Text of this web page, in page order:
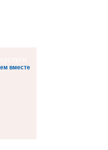
вместе